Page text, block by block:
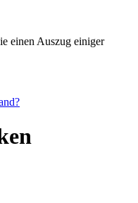
einen Auszug einiger